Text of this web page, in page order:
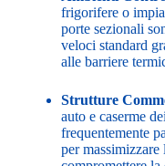
frigorifere o
porte sezionali
veloci standard
alle barriere
Strutture
auto e caserme
frequentemente
per